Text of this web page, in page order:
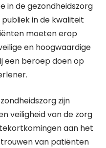
in de gezondheidszorg
in de kwaliteit
moeten erop
en hoogwaardige
een beroep doen op
zijn
veiligheid van de zorg
aan het
van patiënten